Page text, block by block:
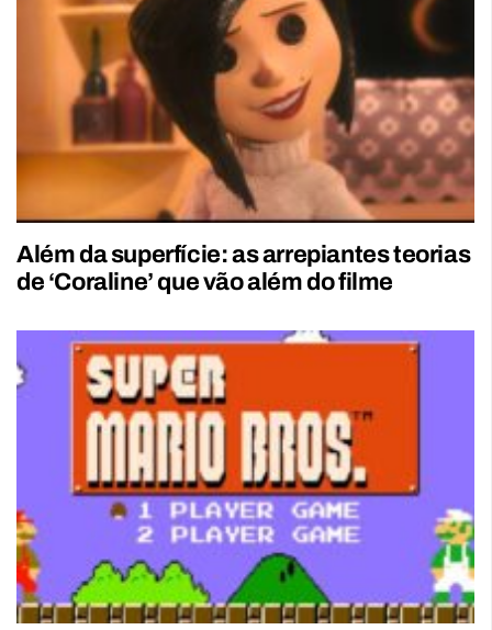
Além da superfície: as arrepiantes teorias
de ‘Coraline’ que vão além do filme